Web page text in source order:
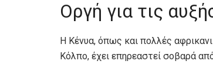
Οργή για τις
Η Κένυα, όπως και πολλές
Κόλπο, έχει επηρεαστεί σοβαρά